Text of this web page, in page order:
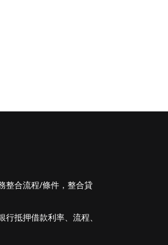
整合流程/條件，整合貸
抵押借款利率、流程、